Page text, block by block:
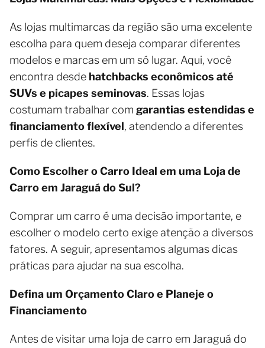
As lojas multimarcas da região são uma excelente
escolha para quem deseja comparar diferentes
modelos e marcas em um só lugar. Aqui, você
encontra desde hatchbacks econômicos até
SUVs e picapes seminovas. Essas lojas
costumam trabalhar com garantias estendidas e
financiamento flexível, atendendo a diferentes
perfis de clientes.
Como Escolher o Carro Ideal em uma Loja de
Carro em Jaraguá do Sul?
Comprar um carro é uma decisão importante, e
escolher o modelo certo exige atenção a diversos
fatores. A seguir, apresentamos algumas dicas
práticas para ajudar na sua escolha.
Defina um Orçamento Claro e Planeje o
Financiamento
Antes de visitar uma loja de carro em Jaraguá do